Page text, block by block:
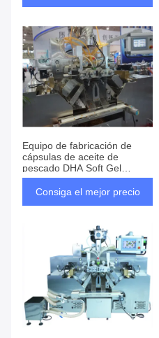
Equipo de fabricación de
cápsulas de aceite de
pescado DHA Soft Gel
Pequeño Mediano Gran
Matriz rotativa
Consiga el mejor precio